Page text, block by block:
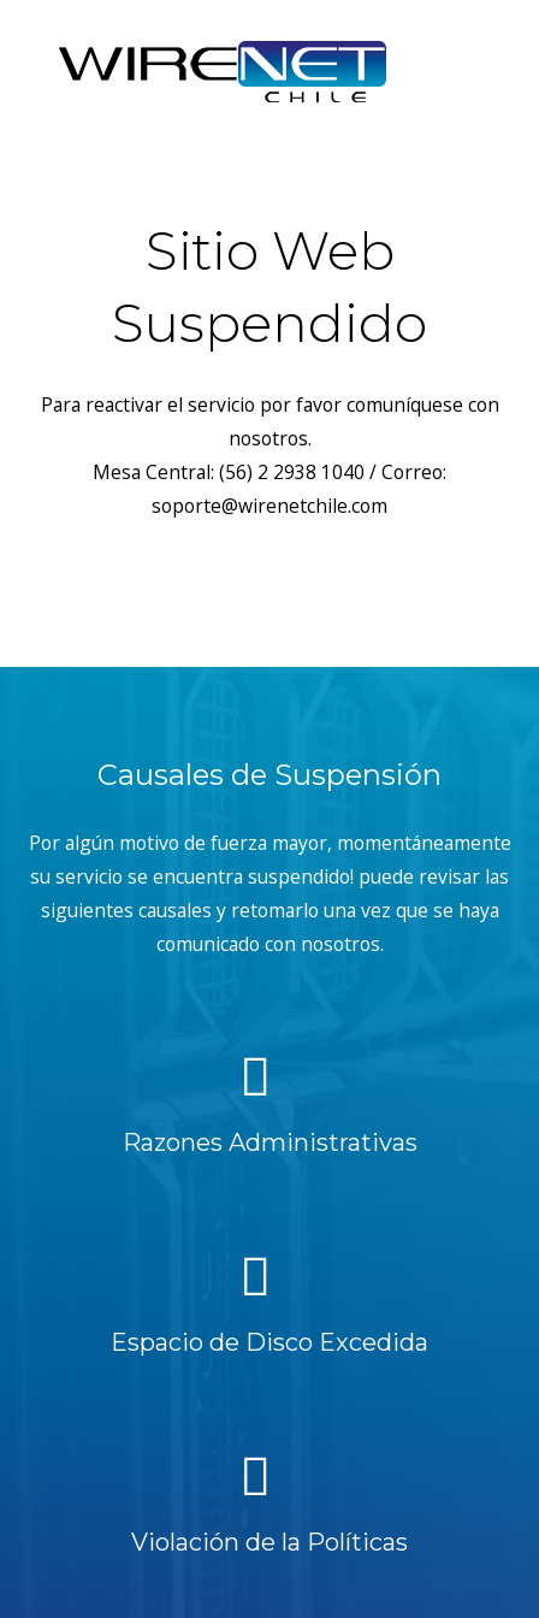
Sitio Web
Suspendido
Para reactivar el servicio por favor comuníquese con
nosotros.
Mesa Central: (56) 2 2938 1040 / Correo:
soporte@wirenetchile.com
Causales de Suspensión
Por algún motivo de fuerza mayor, momentáneamente
su servicio se encuentra suspendido! puede revisar las
siguientes causales y retomarlo una vez que se haya
comunicado con nosotros.
Razones Administrativas
Espacio de Disco Excedida
Violación de la Políticas